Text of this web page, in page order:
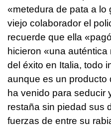
«metedura de pata a lo
viejo colaborador el
recuerde que ella
hicieron «una
del éxito en Italia, todo
aunque es un
ha venido para seducir
restaña sin piedad sus
fuerzas de entre su